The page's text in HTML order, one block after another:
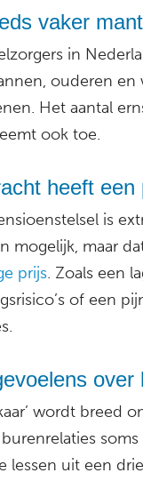
vaker
in
ouderen en
Het aantal
ook toe.
heeft een
is
mogelijk, maar
prijs. Zoals een
of een
over
wordt breed
lessen uit een